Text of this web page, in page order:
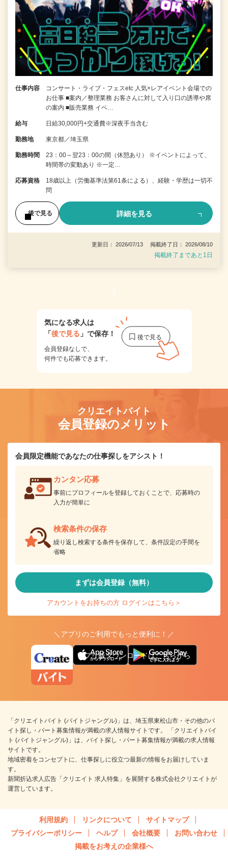
仕事内容
コンサート・ライブ・フェスetc 人気×レアイベント会場での
お仕事 ■案内／整理業務 お客さんに対して入り口の誘導や席
の案内 ■販売業務 イベ…
給与 日給30,000円+交通費※深夜手当含む
勤務地 東京都／埼玉県
勤務時間
23：00～翌23：00の間（休憩あり） ※イベントによって、
時間帯の変動あり ※一定…
応募資格
18歳以上（労働基準法第61条による）、経験・学歴は一切不
問
後で見る 詳細を見る
更新日： 2026/07/13 掲載終了日： 2026/08/10
掲載終了まであと1日
1
気になる求人は
「後で見る 」で保存！
会員登録なしで、
何件でも応募できます。
クリエイトバイト
会員登録のメリット
会員限定機能であなたの仕事探しをアシスト！
カンタン応募
事前にプロフィールを登録しておくことで、応募時の
入力が簡単に
検索条件の保存
繰り返し検索する条件を保存して、条件設定の手間を
省略
まずは会員登録（無料）
アカウントをお持ちの方 ログインはこちら＞
＼アプリのご利用でもっと便利に！／
アプリ版ダウンロードはこちらから
「クリエイトバイト (バイトジャングル)」は、埼玉県東松山市・その他のバ
イト探し・パート募集情報が満載の求人情報サイトです。 「クリエイトバイ
ト (バイトジャングル)」は、バイト探し・パート募集情報が満載の求人情報
サイトです。
地域密着をコンセプトに、仕事探しに役立つ最新の情報をお届けしていま
す。
新聞折込求人広告「クリエイト 求人特集」を展開する株式会社クリエイトが
運営しています。
利用規約 リンクについて
サイトマップ
プライバシーポリシー
ヘルプ 会社概要
お問い合わせ
掲載をお考えの企業様へ